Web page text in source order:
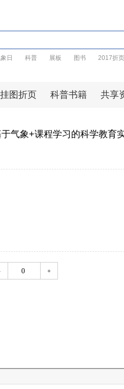
日 科普 展板 图书 2017折页
挂图折页 科普书籍 共享
气象+课程学习的科学教育
+